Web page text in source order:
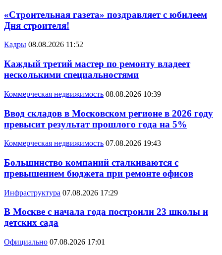
«Строительная газета» поздравляет с юбилеем
Дня строителя!
Кадры 08.08.2026 11:52
Каждый третий мастер по ремонту владеет
несколькими специальностями
Коммерческая недвижимость 08.08.2026 10:39
Ввод складов в Московском регионе в 2026 году
превысит результат прошлого года на 5%
Коммерческая недвижимость 07.08.2026 19:43
Большинство компаний сталкиваются с
превышением бюджета при ремонте офисов
Инфраструктура 07.08.2026 17:29
В Москве с начала года построили 23 школы и
детских сада
Официально 07.08.2026 17:01